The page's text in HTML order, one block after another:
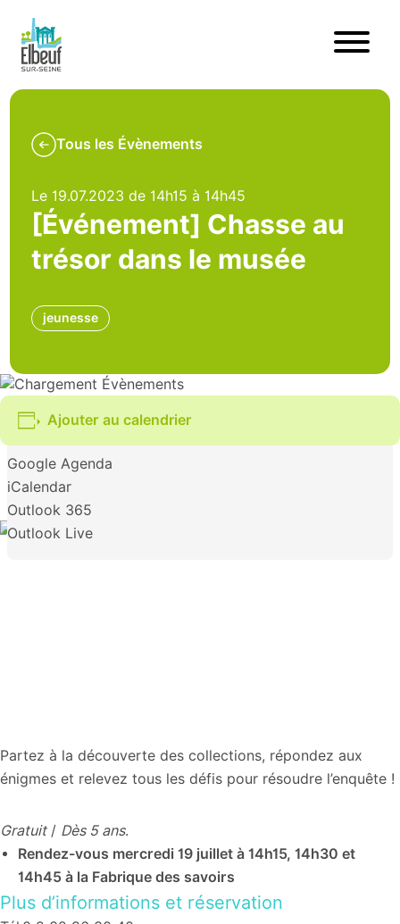
Tous les Évènements
Le 19.07.2023 de 14h15 à 14h45
[Événement] Chasse au
trésor dans le musée
jeunesse
Ajouter au calendrier
Google Agenda
iCalendar
Outlook 365
Outlook Live
Partez à la découverte des collections, répondez aux
énigmes et relevez tous les défis pour résoudre l’enquête !
Gratuit/ Dès 5 ans.
Rendez-vous mercredi 19 juillet à 14h15, 14h30 et
14h45 à la Fabrique des savoirs
Plus d’informations et réservation